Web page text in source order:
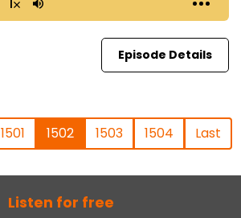
Episode Details
1501 1502 1503 1504 Last
Listen for free